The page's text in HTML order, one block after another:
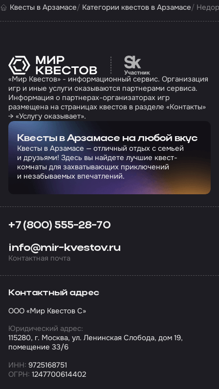
Квесты в Арзамасе Категории квестов в Арзамасе
Перейти на сайт
«Мир Квестов» - информационный сервис. Организация
игр и иные услуги оказываются партнерами сервиса.
Информация о партнерах-организаторах игр
размещена на страницах квестов в разделе «Контакты»
→ «Услугу оказывает».
Квесты в Арзамасе на любой вкус
Квесты в Арзамасе — отличный отдых с семьей
и друзьями! Здесь вы найдете лучшие квест-
комнаты для захватывающих приключений
и незабываемых впечатлений.
+7 (800) 555-28-70
info@mir-kvestov.ru
Контактная почта
Контактный адрес
ООО «Мир Квестов С»
Юридический адрес:
115280, г. Москва, ул. Ленинская Слобода, дом 19,
помещение 33/6
ИНН: 9725168751
ОГРН: 1247700614402